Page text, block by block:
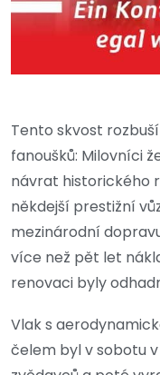
Tento skvost
fanoušků: Milovníci
návrat historického
někdejší prestižní
mezinárodní
více než pět let
renovaci byly
Vlak s
čelem byl v sobotu